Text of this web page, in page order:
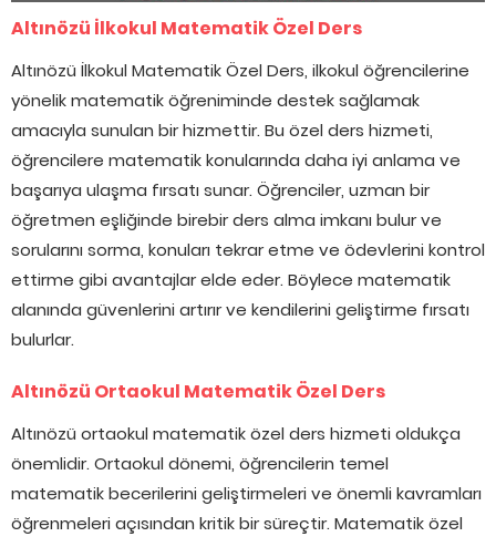
Altınözü İlkokul Matematik Özel Ders
Altınözü İlkokul Matematik Özel Ders, ilkokul öğrencilerine
yönelik matematik öğreniminde destek sağlamak
amacıyla sunulan bir hizmettir. Bu özel ders hizmeti,
öğrencilere matematik konularında daha iyi anlama ve
başarıya ulaşma fırsatı sunar. Öğrenciler, uzman bir
öğretmen eşliğinde birebir ders alma imkanı bulur ve
sorularını sorma, konuları tekrar etme ve ödevlerini kontrol
ettirme gibi avantajlar elde eder. Böylece matematik
alanında güvenlerini artırır ve kendilerini geliştirme fırsatı
bulurlar.
Altınözü Ortaokul Matematik Özel Ders
Altınözü ortaokul matematik özel ders hizmeti oldukça
önemlidir. Ortaokul dönemi, öğrencilerin temel
matematik becerilerini geliştirmeleri ve önemli kavramları
öğrenmeleri açısından kritik bir süreçtir. Matematik özel